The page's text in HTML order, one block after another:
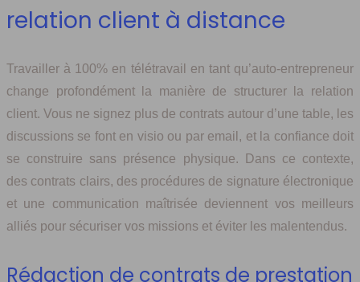
relation client à distance
Travailler à 100% en télétravail en tant qu’auto-entrepreneur
change profondément la manière de structurer la relation
client. Vous ne signez plus de contrats autour d’une table, les
discussions se font en visio ou par email, et la confiance doit
se construire sans présence physique. Dans ce contexte,
des contrats clairs, des procédures de signature électronique
et une communication maîtrisée deviennent vos meilleurs
alliés pour sécuriser vos missions et éviter les malentendus.
Rédaction de contrats de prestation